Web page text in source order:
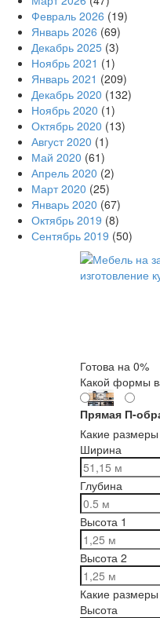
Февраль 2026 (19)
Январь 2026 (69)
Декабрь 2025 (3)
Ноябрь 2021 (1)
Январь 2021 (209)
Декабрь 2020 (132)
Ноябрь 2020 (1)
Октябрь 2020 (13)
Август 2020 (1)
Май 2020 (61)
Апрель 2020 (2)
Март 2020 (25)
Январь 2020 (67)
Октябрь 2019 (8)
Сентябрь 2019 (50)
Готова на 0%
Какой формы
Прямая П-
Какие
Ширина
Глубина
Высота 1
Высота 2
Какие
Высота